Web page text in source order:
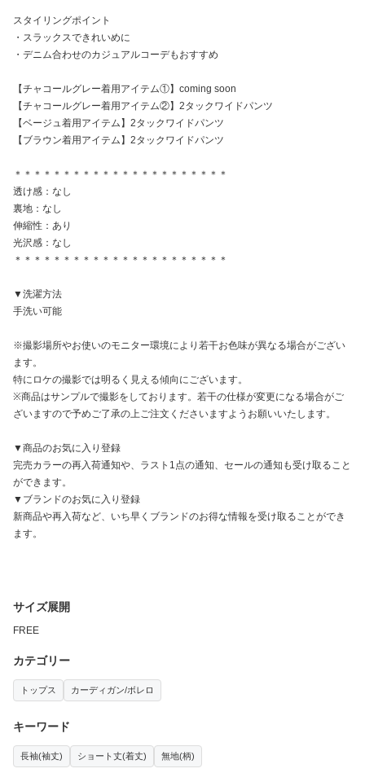
スタイリングポイント
・スラックスできれいめに
・デニム合わせのカジュアルコーデもおすすめ
【チャコールグレー着用アイテム①】coming soon
【チャコールグレー着用アイテム②】2タックワイドパンツ
【ベージュ着用アイテム】2タックワイドパンツ
【ブラウン着用アイテム】2タックワイドパンツ
＊＊＊＊＊＊＊＊＊＊＊＊＊＊＊＊＊＊＊＊＊＊
透け感：なし
裏地：なし
伸縮性：あり
光沢感：なし
＊＊＊＊＊＊＊＊＊＊＊＊＊＊＊＊＊＊＊＊＊＊
▼洗濯方法
手洗い可能
※撮影場所やお使いのモニター環境により若干お色味が異なる場合がござい
ます。
特にロケの撮影では明るく見える傾向にございます。
※商品はサンプルで撮影をしております。若干の仕様が変更になる場合がご
ざいますので予めご了承の上ご注文くださいますようお願いいたします。
▼商品のお気に入り登録
完売カラーの再入荷通知や、ラスト1点の通知、セールの通知も受け取ること
ができます。
▼ブランドのお気に入り登録
新商品や再入荷など、いち早くブランドのお得な情報を受け取ることができ
ます。
サイズ展開
FREE
カテゴリー
トップス カーディガン/ボレロ
キーワード
長袖(袖丈) ショート丈(着丈) 無地(柄)